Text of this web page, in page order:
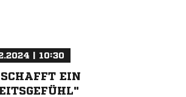
| 10:30
EIN